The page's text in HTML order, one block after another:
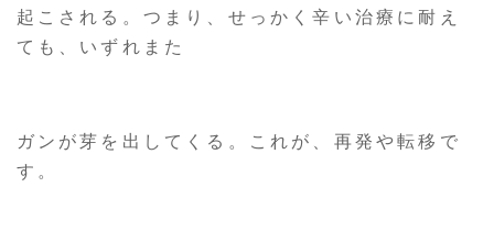
起こされる。つまり、せっかく辛い治療に耐え
ても、いずれまた
ガンが芽を出してくる。これが、再発や転移で
す。